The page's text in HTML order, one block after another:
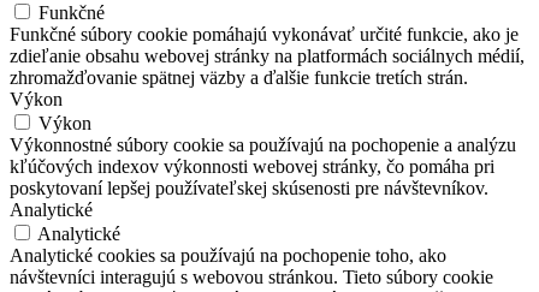
Funkčné
Funkčné súbory cookie pomáhajú vykonávať určité funkcie, ako je
zdieľanie obsahu webovej stránky na platformách sociálnych médií,
zhromažďovanie spätnej väzby a ďalšie funkcie tretích strán.
Výkon
Výkon
Výkonnostné súbory cookie sa používajú na pochopenie a analýzu
kľúčových indexov výkonnosti webovej stránky, čo pomáha pri
poskytovaní lepšej používateľskej skúsenosti pre návštevníkov.
Analytické
Analytické
Analytické cookies sa používajú na pochopenie toho, ako
návštevníci interagujú s webovou stránkou. Tieto súbory cookie